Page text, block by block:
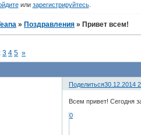
или зарегистрируйтесь.
» Поздравления » Привет всем!
3 4 5 »
Поделиться30.12.2014
Всем привет! Сегодня
0